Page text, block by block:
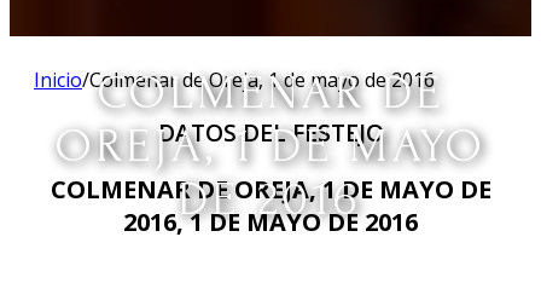
COLMENAR DE
OREJA, 1 DE MAYO
DE 2016
Inicio/Colmenar de Oreja, 1 de mayo de 2016
DATOS DEL FESTEJO
COLMENAR DE OREJA, 1 DE MAYO DE
2016, 1 DE MAYO DE 2016